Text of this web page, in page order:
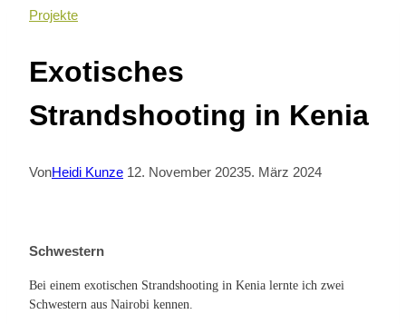
Projekte
Exotisches
Strandshooting in Kenia
VonHeidi Kunze 12. November 20235. März 2024
Schwestern
Bei einem exotischen Strandshooting in Kenia lernte ich zwei
Schwestern aus Nairobi kennen.